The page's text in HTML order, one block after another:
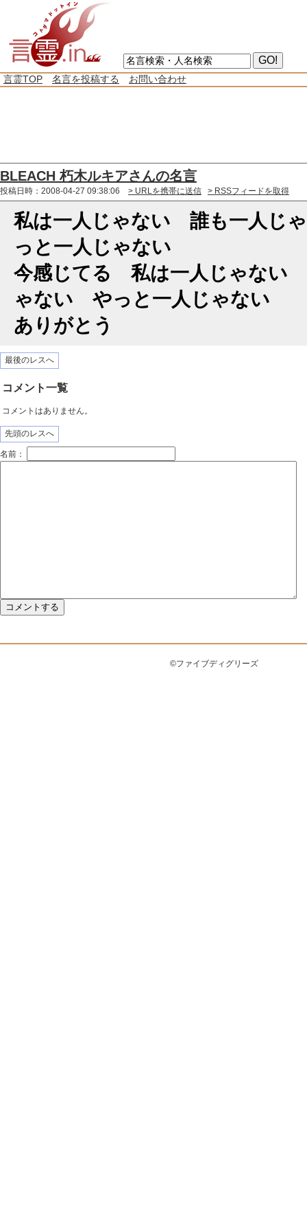
言霊TOP 名言を投稿する お問い合わせ
BLEACH 朽木ルキアさんの名言
投稿日時：2008-04-27 09:38:06 > URLを携帯に送信 > RSSフィードを取得
私は一人じゃない 誰も一人じ
っと一人じゃない
今感じてる 私は一人じゃない
ゃない やっと一人じゃない
ありがとう
最後のレスへ
コメント一覧
コメントはありません。
先頭のレスへ
名前：
©ファイブディグリーズ